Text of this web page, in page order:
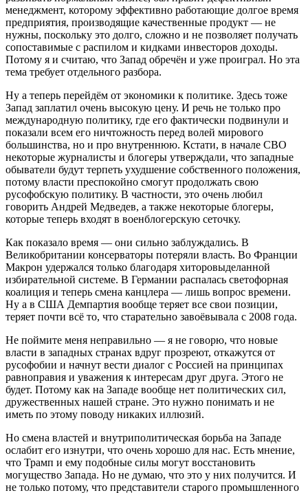
менеджмент, которому эффективно работающие долгое время
предприятия, производящие качественные продукт — не
нужны, поскольку это долго, сложно и не позволяет получать
сопоставимые с распилом и кидками инвесторов доходы.
Потому я и считаю, что Запад обречён и уже проиграл. Но эта
тема требует отдельного разбора.
Ну а теперь перейдём от экономики к политике. Здесь тоже
Запад заплатил очень высокую цену. И речь не только про
международную политику, где его фактически подвинули и
показали всем его ничтожность перед волей мирового
большинства, но и про внутреннюю. Кстати, в начале СВО
некоторые журналисты и блогеры утверждали, что западные
обыватели будут терпеть ухудшение собственного положения,
потому власти преспокойно смогут продолжать свою
русофобскую политику. В частности, это очень любил
говорить Андрей Медведев, а также некоторые блогеры,
которые теперь входят в военблогерскую сеточку.
Как показало время — они сильно заблуждались. В
Великобритании консерваторы потеряли власть. Во Франции
Макрон удержался только благодаря хиторовыделанной
избирательной системе. В Германии распалась светофорная
коалиция и теперь смена канцлера — лишь вопрос времени.
Ну а в США Демпартия вообще теряет все свои позиции,
теряет почти всё то, что старательно завоёвывала с 2008 года.
Не поймите меня неправильно — я не говорю, что новые
власти в западных странах вдруг прозреют, откажутся от
русофобии и начнут вести диалог с Россией на принципах
равноправия и уважения к интересам друг друга. Этого не
будет. Потому как на Западе вообще нет политических сил,
дружественных нашей стране. Это нужно понимать и не
иметь по этому поводу никаких иллюзий.
Но смена властей и внутриполитическая борьба на Западе
ослабит его изнутри, что очень хорошо для нас. Есть мнение,
что Трамп и ему подобные силы могут восстановить
могущество Запада. Но не думаю, что это у них получится. И
не только потому, что представители старого промышленного